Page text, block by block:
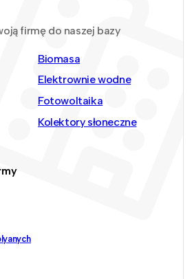
firmę do naszej bazy
Biomasa
Elektrownie wodne
Fotowoltaika
Kolektory słoneczne